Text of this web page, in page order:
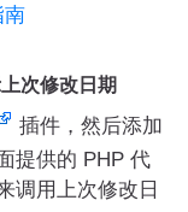
南
次修改日期
插件，然后添加
提供的 PHP 代
调用上次修改日